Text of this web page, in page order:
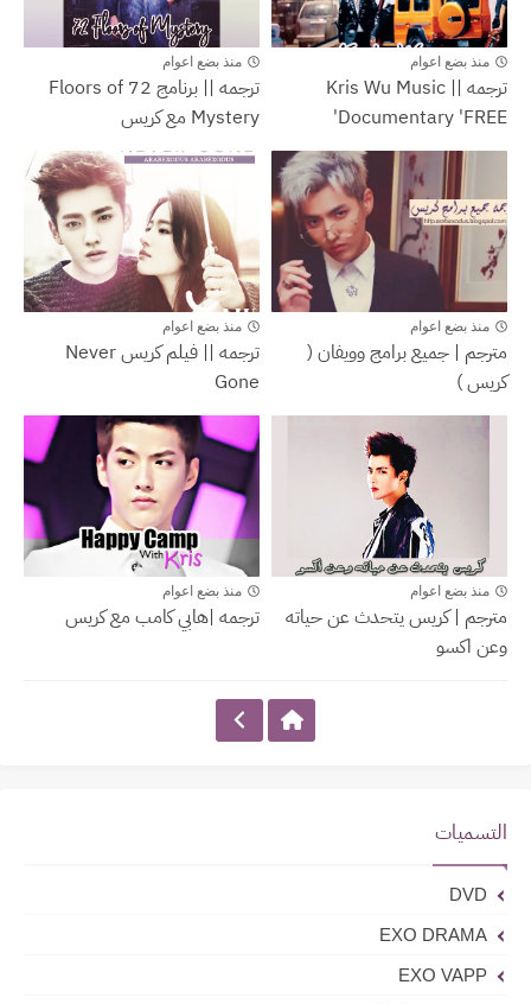
Kris
منذ بضع اعوام
ترجمه || Kris Wu Music
Documentary 'FREE'
Kris
منذ بضع اعوام
ترجمه || برنامج 72 Floors of
Mystery مع كريس
Kris
منذ بضع اعوام
مترجم | جميع برامج وويفان (
كريس )
Kris
منذ بضع اعوام
ترجمه || فيلم كريس Never
Gone
Kris
منذ بضع اعوام
مترجم | كريس يتحدث عن حياته
وعن اكسو
Happy Camp
منذ بضع اعوام
ترجمه |هابي كامب مع كريس
التسميات
DVD
EXO DRAMA
EXO VAPP